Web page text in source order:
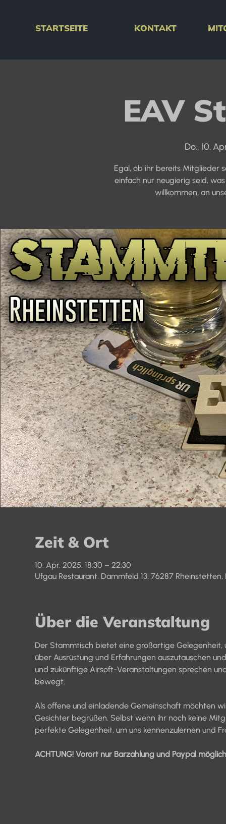
STARTSEITE KONTAKT
EAV
Do., 10.
Egal, ob ihr bereits Mitglieder
einfach nur neugierig seid,
willkommen, an
Zeit & Ort
10. Apr. 2025, 18:30 – 22:30
Ufgau Restaurant, Dammfeld 13, 76287
Über die Veranstaltung
Der Stammtisch bietet eine großartige
über Ausrüstung und Erfahrungen auszutauschen
und zukünftige Airsoft-Veranstaltungen sprechen
bewegt.
Als offene und einladende Gemeinschaft möchten
Gesichter begrüßen. Selbst wenn ihr noch keine
perfekte Gelegenheit, um uns kennenzulernen und
ACHTUNG! Vorort nur Barzahlung und Paypal